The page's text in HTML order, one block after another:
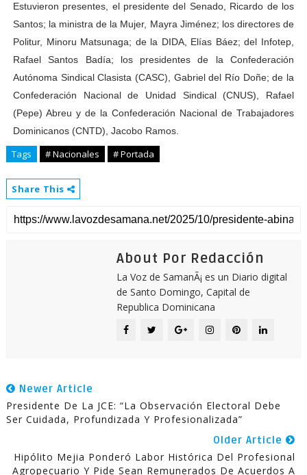
Estuvieron presentes, el presidente del Senado, Ricardo de los
Santos; la ministra de la Mujer, Mayra Jiménez; los directores de
Politur, Minoru Matsunaga; de la DIDA, Elías Báez; del Infotep,
Rafael Santos Badía; los presidentes de la Confederación
Autónoma Sindical Clasista (CASC), Gabriel del Río Doñe; de la
Confederación Nacional de Unidad Sindical (CNUS), Rafael
(Pepe) Abreu y de la Confederación Nacional de Trabajadores
Dominicanos (CNTD), Jacobo Ramos.
Tags # Nacionales # Portada
Share This
About Por Redacción
La Voz de SamanÃ¡ es un Diario digital
de Santo Domingo, Capital de
Republica Dominicana
Newer Article
Presidente De La JCE: “La Observación Electoral Debe
Ser Cuidada, Profundizada Y Profesionalizada”
Older Article
Hipólito Mejia Ponderó Labor Histórica Del Profesional
Agropecuario Y Pide Sean Remunerados De Acuerdos A